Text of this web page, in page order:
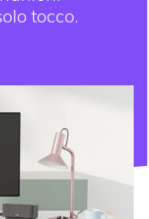
tocco.